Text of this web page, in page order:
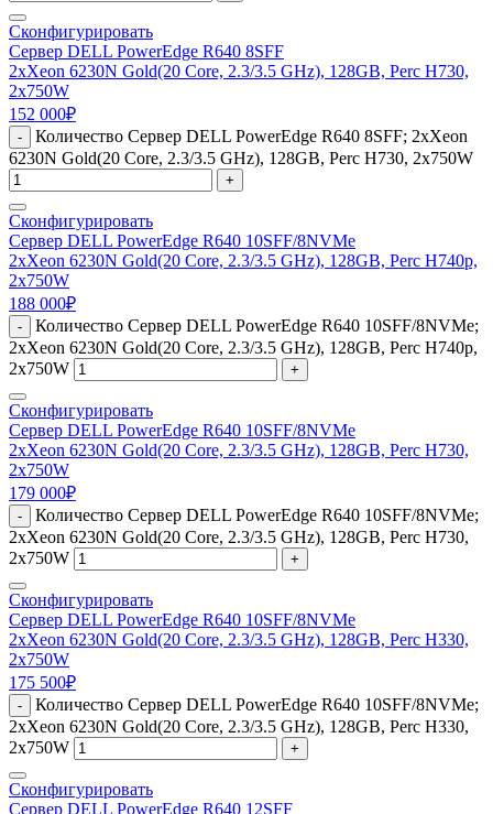
Сконфигурировать
Сервер DELL PowerEdge R640 8SFF
2xXeon 6230N Gold(20 Core, 2.3/3.5 GHz), 128GB, Perc H730,
2x750W
152 000₽
-
Количество Сервер DELL PowerEdge R640 8SFF; 2xXeon
6230N Gold(20 Core, 2.3/3.5 GHz), 128GB, Perc H730, 2x750W
+
Сконфигурировать
Сервер DELL PowerEdge R640 10SFF/8NVMe
2xXeon 6230N Gold(20 Core, 2.3/3.5 GHz), 128GB, Perc H740p,
2x750W
188 000₽
-
Количество Сервер DELL PowerEdge R640 10SFF/8NVMe;
2xXeon 6230N Gold(20 Core, 2.3/3.5 GHz), 128GB, Perc H740p,
2x750W
+
Сконфигурировать
Сервер DELL PowerEdge R640 10SFF/8NVMe
2xXeon 6230N Gold(20 Core, 2.3/3.5 GHz), 128GB, Perc H730,
2x750W
179 000₽
-
Количество Сервер DELL PowerEdge R640 10SFF/8NVMe;
2xXeon 6230N Gold(20 Core, 2.3/3.5 GHz), 128GB, Perc H730,
2x750W
+
Сконфигурировать
Сервер DELL PowerEdge R640 10SFF/8NVMe
2xXeon 6230N Gold(20 Core, 2.3/3.5 GHz), 128GB, Perc H330,
2x750W
175 500₽
-
Количество Сервер DELL PowerEdge R640 10SFF/8NVMe;
2xXeon 6230N Gold(20 Core, 2.3/3.5 GHz), 128GB, Perc H330,
2x750W
+
Сконфигурировать
Сервер DELL PowerEdge R640 12SFF